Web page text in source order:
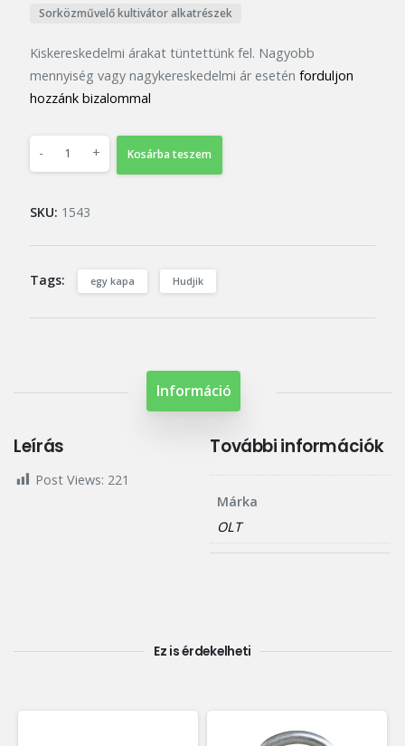
Sorközművelő kultivátor alkatrészek
Kiskereskedelmi árakat tüntettünk fel. Nagyobb
mennyiség vagy nagykereskedelmi ár esetén forduljon
hozzánk bizalommal
- + Kosárba teszem
SKU: 1543
Tags: egy kapa Hudjik
Információ
Leírás
Post Views: 221
További információk
Márka
OLT
Ez is érdekelheti